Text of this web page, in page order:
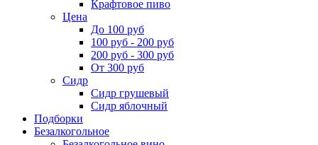
Крафтовое пиво
Цена
До 100 руб
100 руб - 200 руб
200 руб - 300 руб
От 300 руб
Сидр
Сидр грушевый
Сидр яблочный
Подборки
Безалкогольное